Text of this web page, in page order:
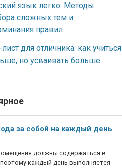
язык легко: Методы
сложных тем и
правил
для отличника: как учиться
но усваивать больше
за собой на каждый день
должны содержаться в
каждый день выполняется